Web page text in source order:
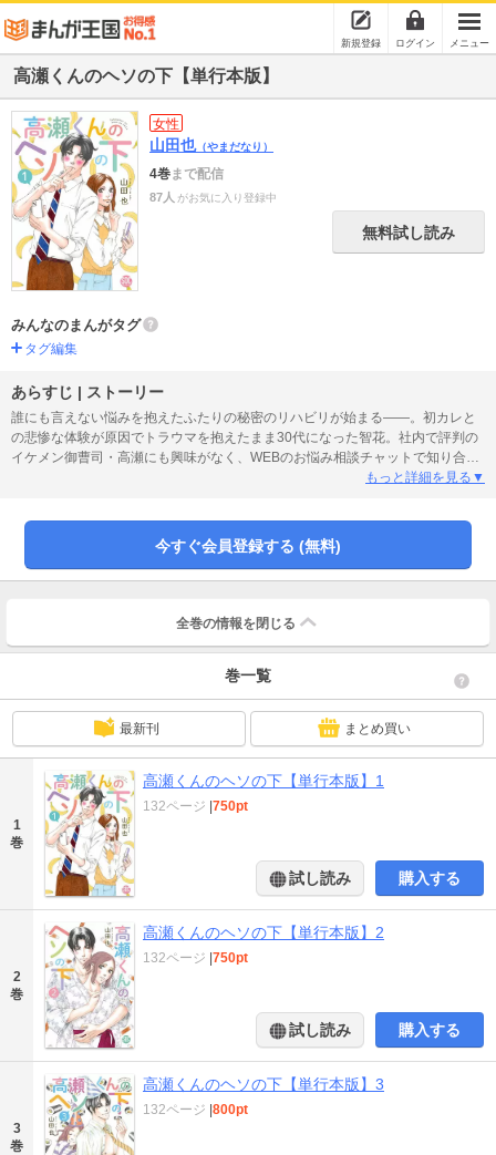
新規登録 ログイン メニュー
高瀬くんのヘソの下【単行本版】
女性
山田也（やまだなり）
4巻まで配信
87人 がお気に入り登録中
無料試し読み
みんなのまんがタグ
タグ編集
あらすじ | ストーリー
誰にも言えない悩みを抱えたふたりの秘密のリハビリが始まる――。初カレと
の悲惨な体験が原因でトラウマを抱えたまま30代になった智花。社内で評判の
イケメン御曹司・高瀬にも興味がなく、WEBのお悩み相談チャットで知り合っ
たバジルさん（仮名・25歳）とお互いに性の悩みを打ち明け、慰め合ってい
もっと詳細を見る▼
今すぐ会員登録する (無料)
全巻の情報を 閉じる
巻一覧
最新刊 まとめ買い
1
巻
高瀬くんのヘソの下【単行本版】1
132ページ |750pt
試し読み 購入する
2
巻
高瀬くんのヘソの下【単行本版】2
132ページ |750pt
試し読み 購入する
3
巻
高瀬くんのヘソの下【単行本版】3
132ページ |800pt